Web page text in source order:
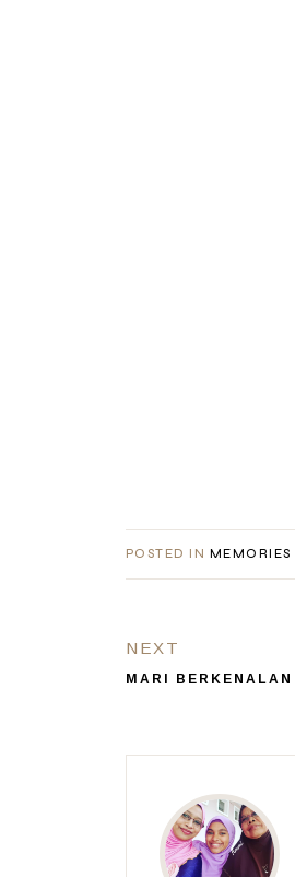
POSTED IN MEMORIES
NEXT
MARI BERKENALAN